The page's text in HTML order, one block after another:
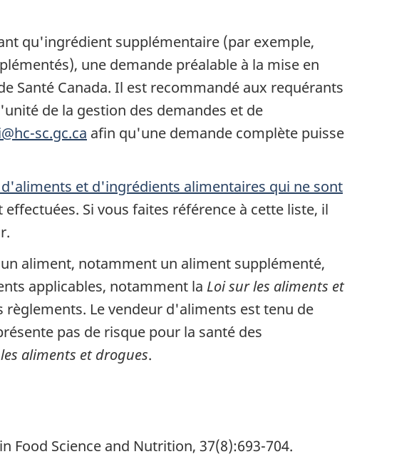
qu'ingrédient supplémentaire (par exemple,
une demande préalable à la mise en
Santé Canada. Il est recommandé aux requérants
de la gestion des demandes et de
sc.gc.ca afin qu'une demande complète puisse
et d'ingrédients alimentaires qui ne sont
Si vous faites référence à cette liste, il
aliment, notamment un aliment supplémenté,
applicables, notamment la Loi sur les aliments et
règlements. Le vendeur d'aliments est tenu de
pas de risque pour la santé des
aliments et drogues.
Food Science and Nutrition, 37(8):693-704.